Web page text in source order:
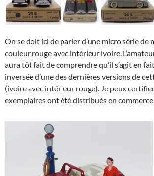
On se doit ici de parler d’une micro série de
couleur rouge avec intérieur ivoire.
aura tôt fait de comprendre qu’il s’agit en
inversée d’une des dernières versions de
(ivoire avec intérieur rouge). Je peux
exemplaires ont été distribués en commerce.